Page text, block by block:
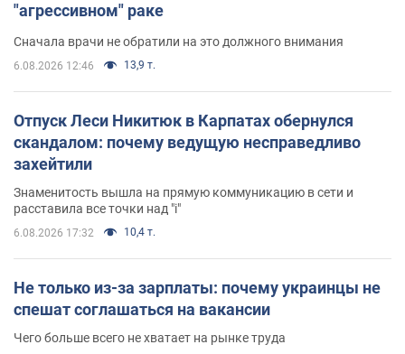
"агрессивном" раке
Сначала врачи не обратили на это должного внимания
6.08.2026 12:46 13,9 т.
Отпуск Леси Никитюк в Карпатах обернулся
скандалом: почему ведущую несправедливо
захейтили
Знаменитость вышла на прямую коммуникацию в сети и
расставила все точки над "i"
6.08.2026 17:32 10,4 т.
Не только из-за зарплаты: почему украинцы не
спешат соглашаться на вакансии
Чего больше всего не хватает на рынке труда